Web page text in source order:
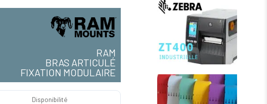
RAM
BRAS ARTICULÉ
FIXATION MODULAIRE
Disponibilité